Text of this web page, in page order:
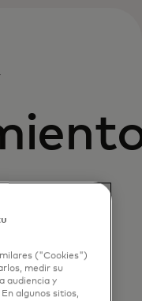
de
comercio
("Cookies")
medir su
audiencia y
algunos sitios,